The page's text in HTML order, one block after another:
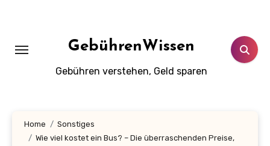
GebührenWissen
Gebühren verstehen, Geld sparen
Home
Sonstiges
Wie viel kostet ein Bus? – Die überraschenden Preise,